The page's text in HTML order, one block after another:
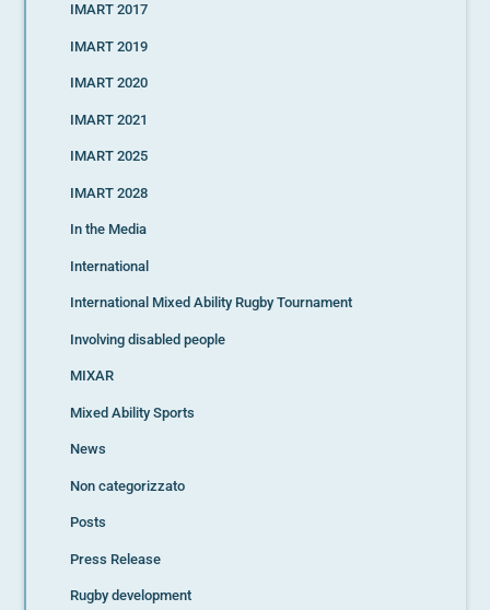
IMART 2017
IMART 2019
IMART 2020
IMART 2021
IMART 2025
IMART 2028
In the Media
International
International Mixed Ability Rugby Tournament
Involving disabled people
MIXAR
Mixed Ability Sports
News
Non categorizzato
Posts
Press Release
Rugby development